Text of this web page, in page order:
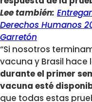
Lee también:
Derechos Humanos
Garretón
“Si nosotros
vacuna y Brasil hace
durante el primer
vacuna esté
que todas estas